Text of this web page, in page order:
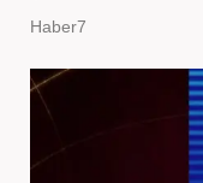
Haber7